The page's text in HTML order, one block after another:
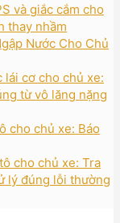
và giắc cắm cho
thay nhầm
Nước Cho Chủ
lái cơ cho chủ xe:
từ vô lăng nặng
cho chủ xe: Báo
cho chủ xe: Tra
lý đúng lỗi thường